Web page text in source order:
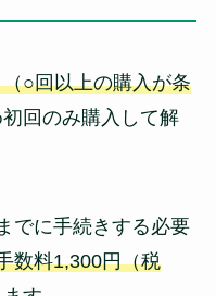
○回以上の購入が条
回のみ購入して解
でに手続きする必要
数料1,300円（税